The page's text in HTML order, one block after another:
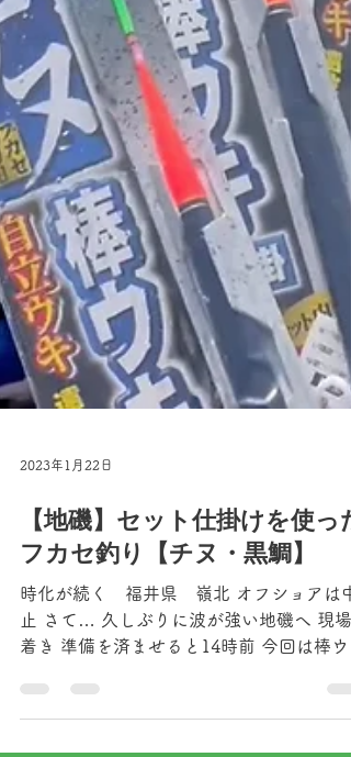
【地磯】セット仕掛けを使った
フカセ釣り【チヌ・黒鯛】
時化が続く 福井県 嶺北 オフショアは中
止 さて… 久しぶりに波が強い地磯へ 現場
着き 準備を済ませると14時前 今回は棒ウ